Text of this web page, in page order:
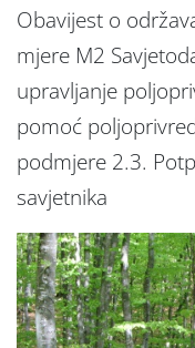
Obavijest o
mjere M2
upravljanje
pomoć
podmjere 2.3.
savjetnika